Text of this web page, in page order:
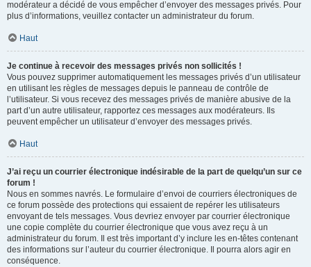
modérateur a décidé de vous empêcher d’envoyer des messages privés. Pour
plus d’informations, veuillez contacter un administrateur du forum.
Haut
Je continue à recevoir des messages privés non sollicités !
Vous pouvez supprimer automatiquement les messages privés d’un utilisateur
en utilisant les règles de messages depuis le panneau de contrôle de
l’utilisateur. Si vous recevez des messages privés de manière abusive de la
part d’un autre utilisateur, rapportez ces messages aux modérateurs. Ils
peuvent empêcher un utilisateur d’envoyer des messages privés.
Haut
J’ai reçu un courrier électronique indésirable de la part de quelqu’un sur ce
forum !
Nous en sommes navrés. Le formulaire d’envoi de courriers électroniques de
ce forum possède des protections qui essaient de repérer les utilisateurs
envoyant de tels messages. Vous devriez envoyer par courrier électronique
une copie complète du courrier électronique que vous avez reçu à un
administrateur du forum. Il est très important d’y inclure les en-têtes contenant
des informations sur l’auteur du courrier électronique. Il pourra alors agir en
conséquence.